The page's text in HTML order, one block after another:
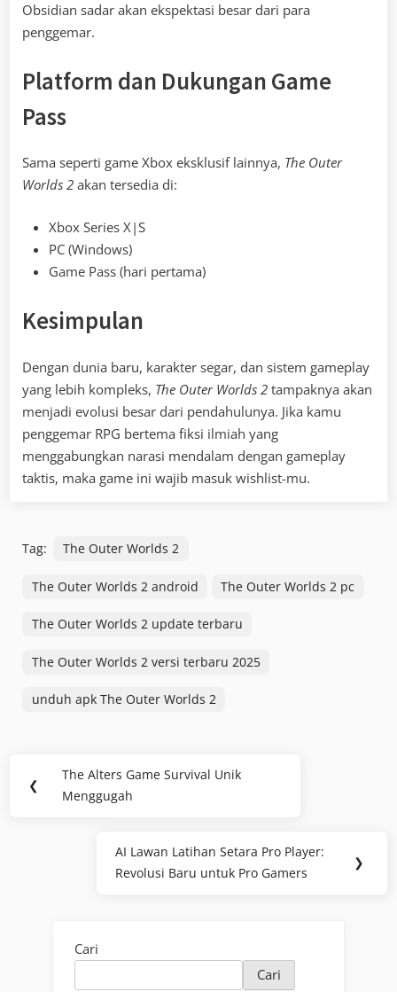
Obsidian sadar akan ekspektasi besar dari para
penggemar.
Platform dan Dukungan Game
Pass
Sama seperti game Xbox eksklusif lainnya, The Outer
Worlds 2 akan tersedia di:
Xbox Series X|S
PC (Windows)
Game Pass (hari pertama)
Kesimpulan
Dengan dunia baru, karakter segar, dan sistem gameplay
yang lebih kompleks, The Outer Worlds 2 tampaknya akan
menjadi evolusi besar dari pendahulunya. Jika kamu
penggemar RPG bertema fiksi ilmiah yang
menggabungkan narasi mendalam dengan gameplay
taktis, maka game ini wajib masuk wishlist-mu.
Tag: The Outer Worlds 2
The Outer Worlds 2 android The Outer Worlds 2 pc
The Outer Worlds 2 update terbaru
The Outer Worlds 2 versi terbaru 2025
unduh apk The Outer Worlds 2
Navigasi
pos
❮
Previous
Post:
The Alters Game Survival Unik
Menggugah
Next
Post:
AI Lawan Latihan Setara Pro Player:
Revolusi Baru untuk Pro Gamers
❯
Cari
Cari